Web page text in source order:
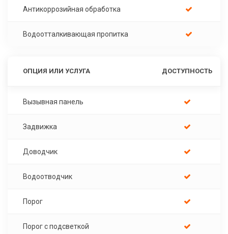
Антикоррозийная обработка
Водоотталкивающая пропитка
ОПЦИЯ ИЛИ УСЛУГА ДОСТУПНОСТЬ
Вызывная панель
Задвижка
Доводчик
Водоотводчик
Порог
Порог с подсветкой